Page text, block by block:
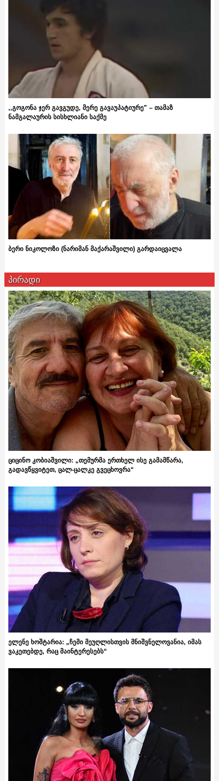
,,გოგონა ჯერ გავგუდე, მერე გავაუპატიურე” – თამაზ
ნამგალაურის სისხლიანი საქმე
ბერი ნიკოლოზი (ნარიმან მაქარაშვილი) გარდაიცვალა
პირადი
ციცინო კობიაშვილი: „თემურმა ერთხელ ისე გამამწარა,
გადავწყვიტეთ, ცალ-ცალკე გვეცხოვრა“
ელენე ხოშტარია: „ჩემი მეუღლისთვის მნიშვნელოვანია, იმას
ვაკეთებდე, რაც მაინტერესებს“